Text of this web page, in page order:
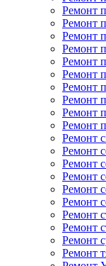
Ремонт
Ремонт
Ремонт
Ремонт
Ремонт
Ремонт
Ремонт
Ремонт
Ремонт
Ремонт
Ремонт
Ремонт
Ремонт
Ремонт
Ремонт
Ремонт
Ремонт
Ремонт
Ремонт
Ремонт